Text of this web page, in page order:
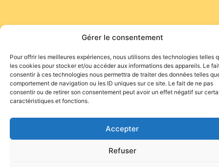
Gérer le consentement
Pour offrir les meilleures expériences, nous utilisons des technologies telles
les cookies pour stocker et/ou accéder aux informations des appareils. Le
consentir à ces technologies nous permettra de traiter des données telles
comportement de navigation ou les ID uniques sur ce site. Le fait de ne pas
consentir ou de retirer son consentement peut avoir un effet négatif sur
caractéristiques et fonctions.
Accepter
Refuser